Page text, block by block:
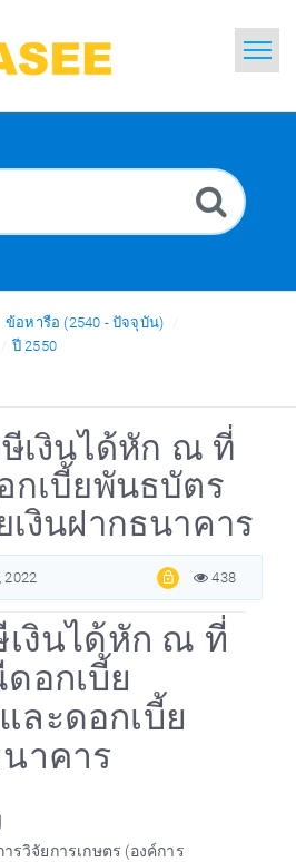
ข้อหารือ (2540 - ปัจจุบัน)
ปี 2550
เงินได้หัก ณ ที่
กเบี้ยพันธบัตร
เงินฝากธนาคาร
2022 438
เงินได้หัก ณ ที่
อกเบี้ย
ละดอกเบี้ย
าคาร
วิจัยการเกษตร (องค์การ